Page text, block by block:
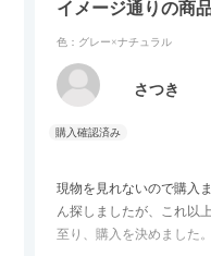
イメージ通りの商品
色：グレー×ナチュラル
さつき
現物を見れないので購入
ん探しましたが、これ以
至り、購入を決めました